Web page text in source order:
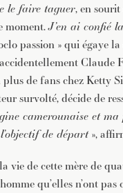
le faire taguer, en
moment.J’en ai confié
passion » qui égaye
Claude
de fans chez Ketty
survolté, décide de
camerounaise et
de départ»,
de cette mère de
qu’elles n’ont